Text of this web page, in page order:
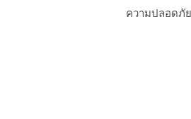
ความปลอดภั